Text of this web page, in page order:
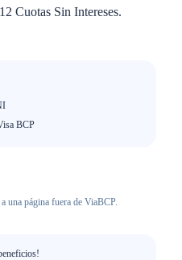
Cuotas Sin Intereses.
BCP
una página fuera de ViaBCP.